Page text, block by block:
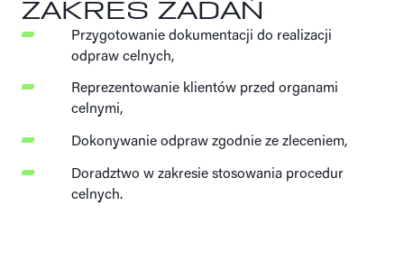
ZAKRES ZADAŃ
Przygotowanie dokumentacji do realizacji
odpraw celnych,
Reprezentowanie klientów przed organami
celnymi,
Dokonywanie odpraw zgodnie ze zleceniem,
Doradztwo w zakresie stosowania procedur
celnych.